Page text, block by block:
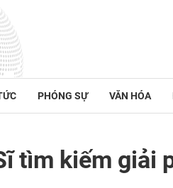
PHÓNG SỰ VĂN HÓA
tìm kiếm giải